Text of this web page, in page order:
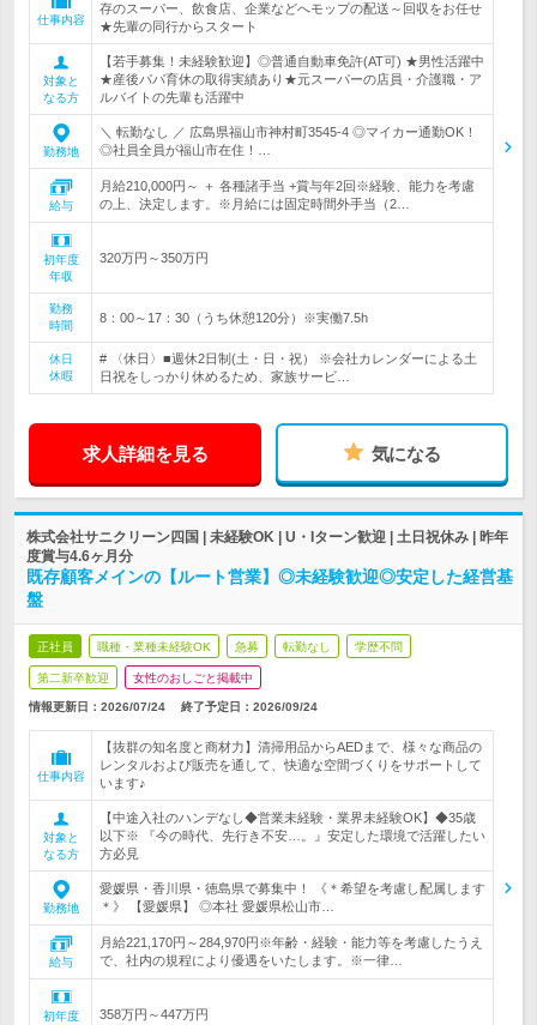
仕事内容
存のスーパー、飲食店、企業などへモップの配送～回収をお任せ
★先輩の同行からスタート
対象と
なる方
【若手募集！未経験歓迎】◎普通自動車免許(AT可) ★男性活躍中
★産後パパ育休の取得実績あり★元スーパーの店員・介護職・ア
ルバイトの先輩も活躍中
勤務地
＼ 転勤なし ／ 広島県福山市神村町3545-4 ◎マイカー通勤OK！
◎社員全員が福山市在住！…
給与
月給210,000円～ ＋ 各種諸手当 +賞与年2回※経験、能力を考慮
の上、決定します。※月給には固定時間外手当（2…
初年度
年収
320万円～350万円
勤務
時間
8：00～17：30（うち休憩120分）※実働7.5h
休日
休暇
# 〈休日〉■週休2日制(土・日・祝） ※会社カレンダーによる土
日祝をしっかり休めるため、家族サービ…
求人詳細を見る 気になる
株式会社サニクリーン四国 | 未経験OK | U・Iターン歓迎 | 土日祝休み | 昨年
度賞与4.6ヶ月分
既存顧客メインの【ルート営業】◎未経験歓迎◎安定した経営基
盤
正社員 職種・業種未経験OK 急募 転勤なし 学歴不問
第二新卒歓迎 女性のおしごと掲載中
情報更新日：2026/07/24 終了予定日： 2026/09/24
仕事内容
【抜群の知名度と商材力】清掃用品からAEDまで、様々な商品の
レンタルおよび販売を通して、快適な空間づくりをサポートして
います♪
対象と
なる方
【中途入社のハンデなし◆営業未経験・業界未経験OK】◆35歳
以下※ 『今の時代、先行き不安…。』安定した環境で活躍したい
方必見
勤務地
愛媛県・香川県・徳島県で募集中！ 《＊希望を考慮し配属します
＊》 【愛媛県】 ◎本社 愛媛県松山市…
給与
月給221,170円～284,970円※年齢・経験・能力等を考慮したうえ
で、社内の規程により優遇をいたします。※一律…
初年度
358万円～447万円